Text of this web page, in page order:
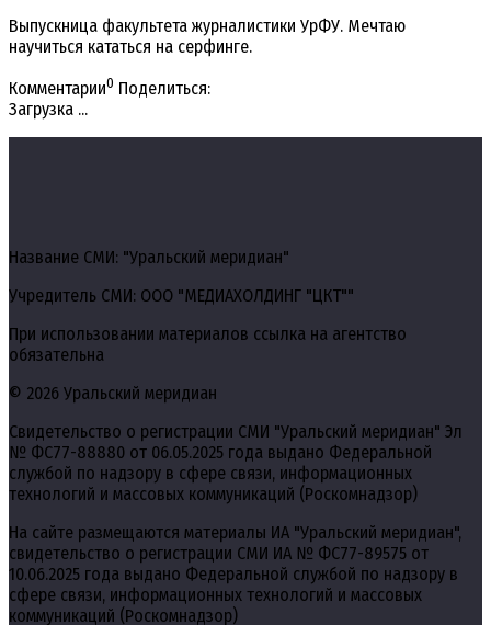
Выпускница факультета журналистики УрФУ. Мечтаю
научиться кататься на серфинге.
Комментарии0 Поделиться:
Загрузка ...
Название СМИ: "Уральский меридиан"
Учредитель СМИ: ООО "МЕДИАХОЛДИНГ "ЦКТ""
При использовании материалов ссылка на агентство
обязательна
© 2026 Уральский меридиан
Свидетельство о регистрации СМИ "Уральский меридиан" Эл
№ ФС77-88880 от 06.05.2025 года выдано Федеральной
службой по надзору в сфере связи, информационных
технологий и массовых коммуникаций (Роскомнадзор)
На сайте размещаются материалы ИА "Уральский меридиан",
свидетельство о регистрации СМИ ИА № ФС77-89575 от
10.06.2025 года выдано Федеральной службой по надзору в
сфере связи, информационных технологий и массовых
коммуникаций (Роскомнадзор)